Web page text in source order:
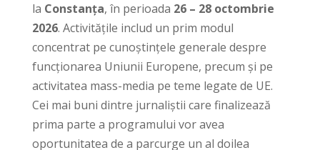
la Constanța, în perioada 26 – 28 octombrie
2026. Activitățile includ un prim modul
concentrat pe cunoștințele generale despre
funcționarea Uniunii Europene, precum și pe
activitatea mass-media pe teme legate de UE.
Cei mai buni dintre jurnaliștii care finalizează
prima parte a programului vor avea
oportunitatea de a parcurge un al doilea